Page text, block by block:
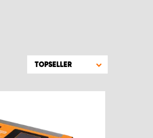
TOPSELLER